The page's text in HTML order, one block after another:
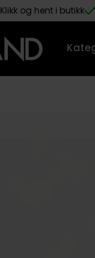
Klikk og hent i butikk